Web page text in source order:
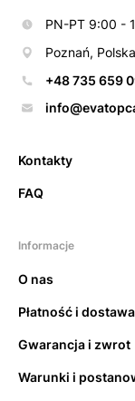
PN-PT 9:00 -
Poznań, Polska
+48 735 659
Kontakty
FAQ
Informacje
O nas
Płatność i dostawa
Gwarancja i zwrot
Warunki i